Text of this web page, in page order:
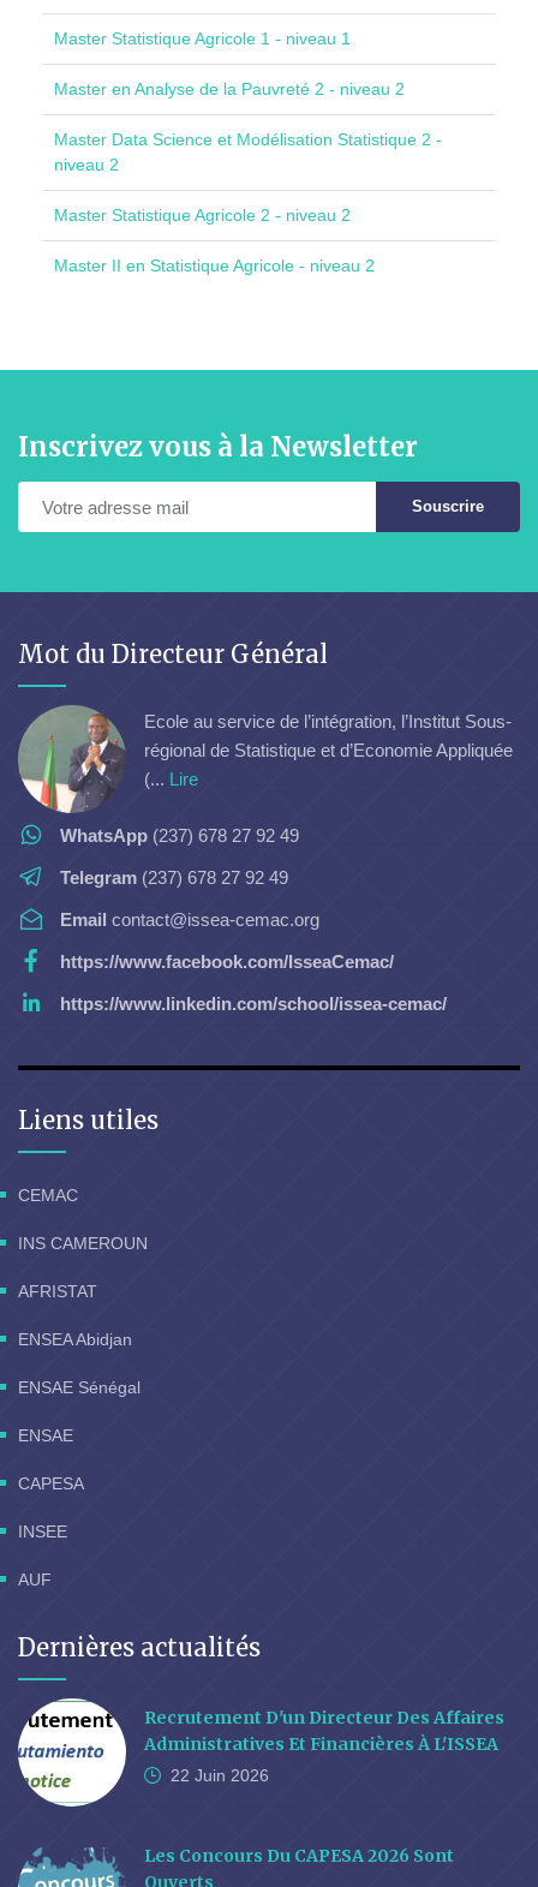
Master Statistique Agricole 1 - niveau 1
Master en Analyse de la Pauvreté 2 - niveau 2
Master Data Science et Modélisation Statistique 2 -
niveau 2
Master Statistique Agricole 2 - niveau 2
Master II en Statistique Agricole - niveau 2
Inscrivez vous à la Newsletter
Souscrire
Mot du Directeur Général
Ecole au service de l’intégration, l’Institut Sous-
régional de Statistique et d’Economie Appliquée
(... Lire
WhatsApp (237) 678 27 92 49
Telegram (237) 678 27 92 49
Email contact@issea-cemac.org
https://www.facebook.com/IsseaCemac/
https://www.linkedin.com/school/issea-cemac/
Liens utiles
CEMAC
INS CAMEROUN
AFRISTAT
ENSEA Abidjan
ENSAE Sénégal
ENSAE
CAPESA
INSEE
AUF
Dernières actualités
Recrutement D'un Directeur Des Affaires
Administratives Et Financières À L'ISSEA
22 Juin 2026
Les Concours Du CAPESA 2026 Sont
Ouverts